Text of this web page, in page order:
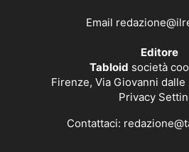
Email
Editore
Tabloid società
Firenze, Via Giovanni
Privacy
Contattaci: